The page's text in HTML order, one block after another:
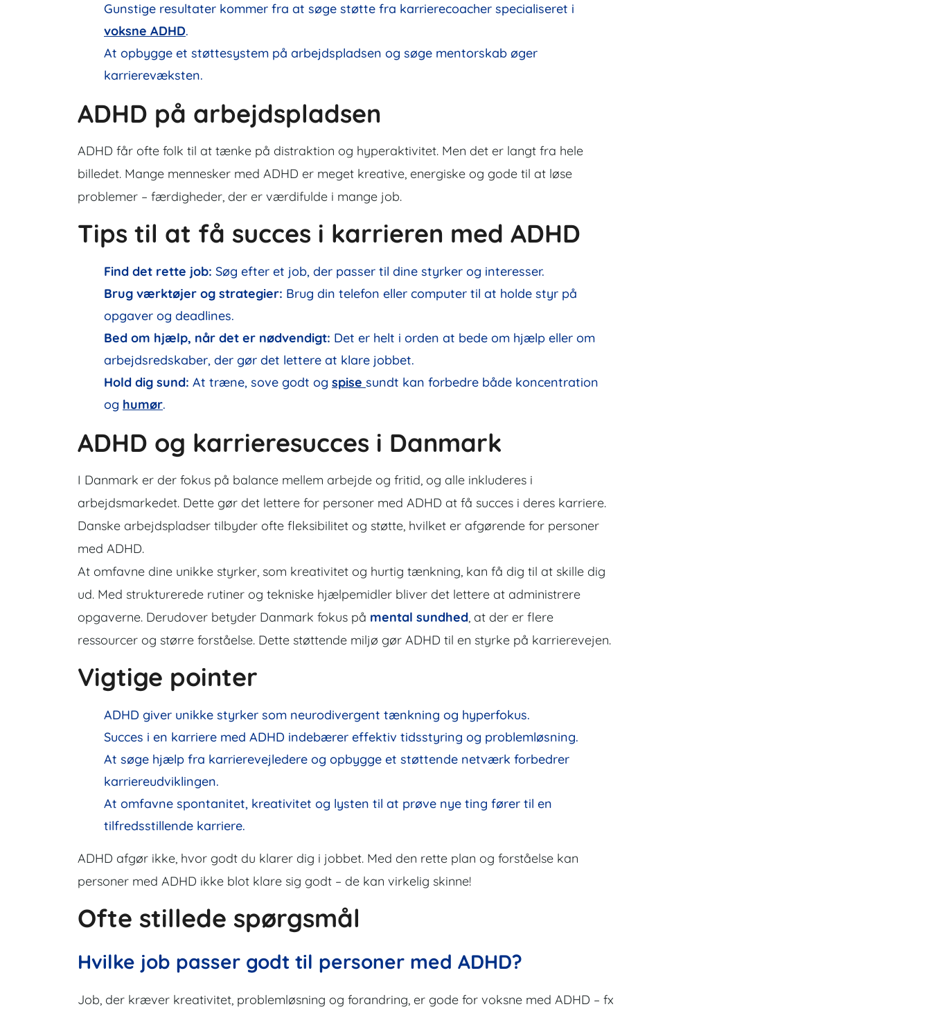
Gunstige resultater kommer fra at søge støtte fra karrierecoacher specialiseret i
voksne ADHD.
At opbygge et støttesystem på arbejdspladsen og søge mentorskab øger
karrierevæksten.
ADHD på arbejdspladsen
ADHD får ofte folk til at tænke på distraktion og hyperaktivitet. Men det er langt fra hele
billedet. Mange mennesker med ADHD er meget kreative, energiske og gode til at løse
problemer – færdigheder, der er værdifulde i mange job.
Tips til at få succes i karrieren med ADHD
Find det rette job: Søg efter et job, der passer til dine styrker og interesser.
Brug værktøjer og strategier: Brug din telefon eller computer til at holde styr på
opgaver og deadlines.
Bed om hjælp, når det er nødvendigt: Det er helt i orden at bede om hjælp eller om
arbejdsredskaber, der gør det lettere at klare jobbet.
Hold dig sund: At træne, sove godt og spise sundt kan forbedre både koncentration
og humør.
ADHD og karrieresucces i Danmark
I Danmark er der fokus på balance mellem arbejde og fritid, og alle inkluderes i
arbejdsmarkedet. Dette gør det lettere for personer med ADHD at få succes i deres karriere.
Danske arbejdspladser tilbyder ofte fleksibilitet og støtte, hvilket er afgørende for personer
med ADHD.
At omfavne dine unikke styrker, som kreativitet og hurtig tænkning, kan få dig til at skille dig
ud. Med strukturerede rutiner og tekniske hjælpemidler bliver det lettere at administrere
opgaverne. Derudover betyder Danmark fokus på mental sundhed, at der er flere
ressourcer og større forståelse. Dette støttende miljø gør ADHD til en styrke på karrierevejen.
Vigtige pointer
ADHD giver unikke styrker som neurodivergent tænkning og hyperfokus.
Succes i en karriere med ADHD indebærer effektiv tidsstyring og problemløsning.
At søge hjælp fra karrierevejledere og opbygge et støttende netværk forbedrer
karriereudviklingen.
At omfavne spontanitet, kreativitet og lysten til at prøve nye ting fører til en
tilfredsstillende karriere.
ADHD afgør ikke, hvor godt du klarer dig i jobbet. Med den rette plan og forståelse kan
personer med ADHD ikke blot klare sig godt – de kan virkelig skinne!
Ofte stillede spørgsmål
Hvilke job passer godt til personer med ADHD?
Job, der kræver kreativitet, problemløsning og forandring, er gode for voksne med ADHD – fx